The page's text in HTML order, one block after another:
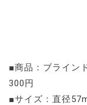
■商品：ブライン
300円
■サイズ：直径